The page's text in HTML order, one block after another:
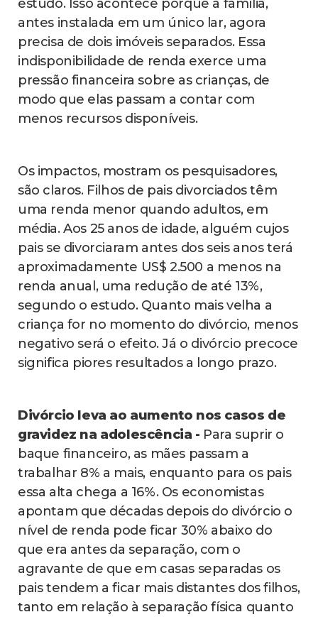
estudo. Isso acontece porque a família,
antes instalada em um único lar, agora
precisa de dois imóveis separados. Essa
indisponibilidade de renda exerce uma
pressão financeira sobre as crianças, de
modo que elas passam a contar com
menos recursos disponíveis.
Os impactos, mostram os pesquisadores,
são claros. Filhos de pais divorciados têm
uma renda menor quando adultos, em
média. Aos 25 anos de idade, alguém cujos
pais se divorciaram antes dos seis anos terá
aproximadamente US$ 2.500 a menos na
renda anual, uma redução de até 13%,
segundo o estudo. Quanto mais velha a
criança for no momento do divórcio, menos
negativo será o efeito. Já o divórcio precoce
significa piores resultados a longo prazo.
Divórcio leva ao aumento nos casos de
gravidez na adolescência - Para suprir o
baque financeiro, as mães passam a
trabalhar 8% a mais, enquanto para os pais
essa alta chega a 16%. Os economistas
apontam que décadas depois do divórcio o
nível de renda pode ficar 30% abaixo do
que era antes da separação, com o
agravante de que em casas separadas os
pais tendem a ficar mais distantes dos filhos,
tanto em relação à separação física quanto